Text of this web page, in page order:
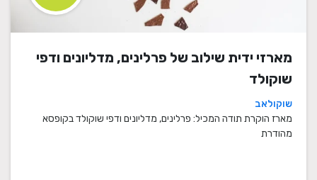
מארזי ידית שילוב של פרלינים, מדליונים ודפי
שוקולד
שוקולאב
מארז הוקרת תודה המכיל: פרלינים, מדליונים ודפי שוקולד בקופסא
מהודרת